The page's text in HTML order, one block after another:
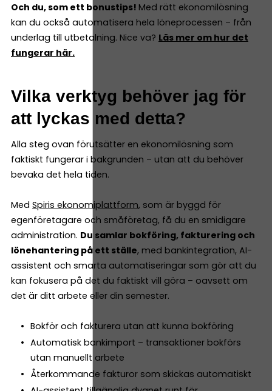
Och du, som ett bonustips! Med rätt ekonomilösning
kan du också automatisera hela löneprocessen – från
underlag till utbetalning. Nice va? Läs mer om hur det
fungerar här.
Vilka verktyg behöver jag för
att lyckas med detta?
Alla steg ovan förutsätter en ekonomilösning som
faktiskt fungerar i bakgrunden – utan att du behöver
bevaka det hela tiden.
Med Spiris ekonomiplattform, som är byggd för
egenföretagare och småföretag, få du en smidigare
administration. Du samlar bokföring, fakturering och
lönehantering på ett ställe, med bankintegration, AI-
assistent och smarta automatiseringar som gör att du
kan fokusera på det du faktiskt vill göra – oavsett om
det är ditt arbete eller din semester.
Bokför och fakturera utan att kunna bokföring
Automatisk bankimport – transaktioner bokförs
utan manuellt arbete
Återkommande fakturor som skickas automatiskt